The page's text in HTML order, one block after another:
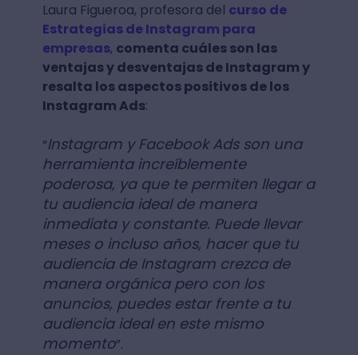
Laura Figueroa, profesora del curso de
Estrategias de Instagram para
empresas, comenta cuáles son las
ventajas y desventajas de Instagram y
resalta los aspectos positivos de los
Instagram Ads:
“Instagram y Facebook Ads son una
herramienta increíblemente
poderosa, ya que te permiten llegar a
tu audiencia ideal de manera
inmediata y constante. Puede llevar
meses o incluso años, hacer que tu
audiencia de Instagram crezca de
manera orgánica pero con los
anuncios, puedes estar frente a tu
audiencia ideal en este mismo
momento”.